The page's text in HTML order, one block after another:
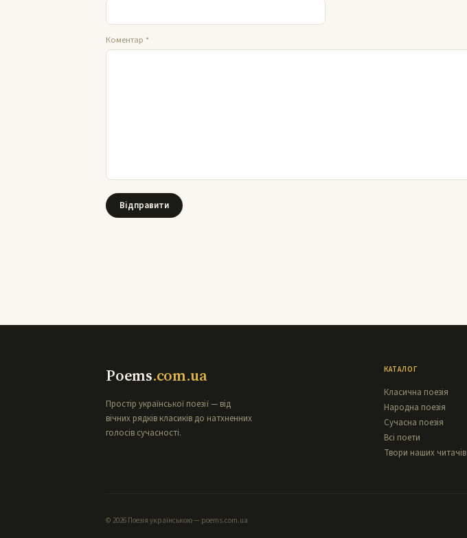
Коментар *
Poems.com.ua
Простір української поезії — від
вічних рядків класиків до натхненних
голосів сучасності.
КАТАЛОГ
Класична поезія
Народна поезія
Сучасна поезія
Всі поети
Твори наших читачів
© 2026 Поезія українською — poems.com.ua